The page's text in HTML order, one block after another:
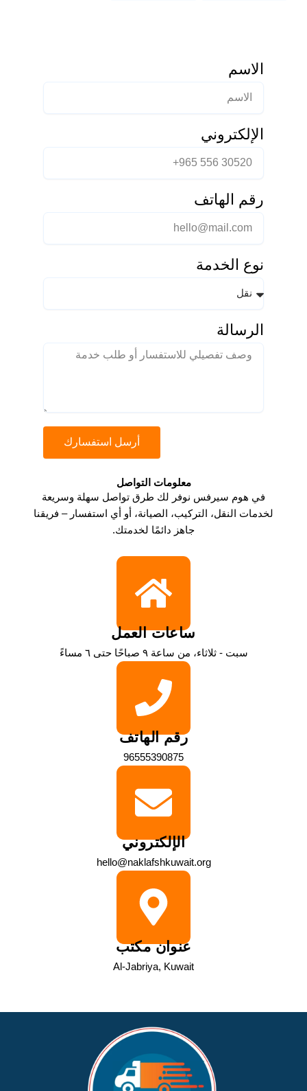
الاسم
الإلكتروني
رقم الهاتف
نوع الخدمة
الرسالة
أرسل استفسارك
معلومات التواصل​
في هوم سيرفس نوفر لك طرق تواصل سهلة وسريعة
لخدمات النقل، التركيب، الصيانة، أو أي استفسار – فريقنا
جاهز دائمًا لخدمتك.
ساعات العمل
سبت - ثلاثاء، من ساعة ٩ صباحًا حتى ٦ مساءً
رقم الهاتف
96555390875
الإلكتروني
hello@naklafshkuwait.org
عنوان مكتب
Al-Jabriya, Kuwait